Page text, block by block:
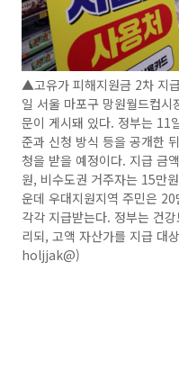
▲고유가 피해지원금 2차 지
일 서울 마포구 망원월드컵
문이 게시돼 있다. 정부는 11
준과 신청 방식 등을 공개한
청을 받을 예정이다. 지급 금
원, 비수도권 거주자는 15만
운데 우대지원지역 주민은
각각 지급받는다. 정부는 건
리되, 고액 자산가를 지급 대
holjjak@)